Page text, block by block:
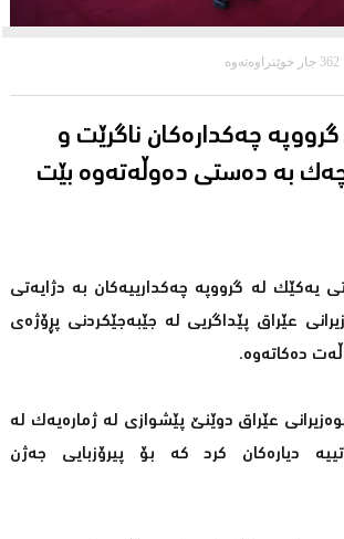
362 جار خوێنراوەتەوە
چەکدارەکان ناگرێت و
بە دەستی دەوڵەتەوە بێت
یەكێك لە گرووپە چەكدارییەكان بە دژایەتی
عێراق پێداگریی لە جێبەجێكردنی پڕۆژەی
دەكاتەوە.
عێراق دوێنێ پێشوازی لە ژمارەیەك لە
دیارەكان كرد كە بۆ پیرۆزبایی جەژن